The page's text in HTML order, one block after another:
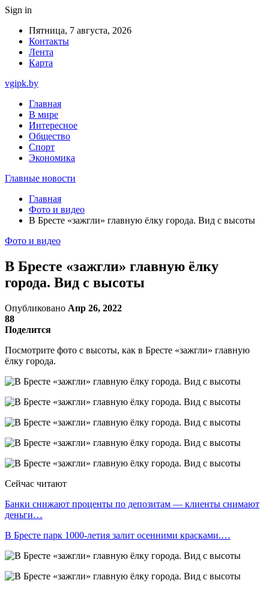
Sign in
Пятница, 7 августа, 2026
Контакты
Лента
Карта
vgipk.by
Главная
В мире
Интересное
Общество
Спорт
Экономика
Главные новости
Главная
Фото и видео
В Бресте «зажгли» главную ёлку города. Вид с высоты
Фото и видео
В Бресте «зажгли» главную ёлку
города. Вид с высоты
Опубликовано Апр 26, 2022
88
Поделится
Посмотрите фото с высоты, как в Бресте «зажгли» главную
ёлку города.
Сейчас читают
Банки снижают проценты по депозитам — клиенты снимают
деньги…
В Бресте парк 1000-летия залит осенними красками.…